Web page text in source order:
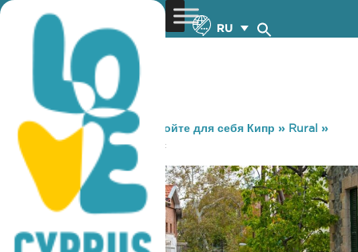
RU
You are here: Home »Откройте для себя Кипр » Rural »
Деревни» Деревня Платрес